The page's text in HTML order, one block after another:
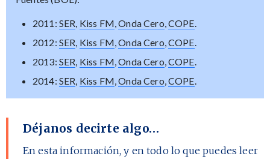
2011: SER Kiss FM ,Onda Cero ,COPE
2012: SER Kiss FM ,Onda Cero ,COPE
2013: SER Kiss FM ,Onda Cero ,COPE
2014: SER Kiss FM ,Onda Cero ,COPE
Déjanos decirte algo…
En esta información, y en todo lo que puedes leer